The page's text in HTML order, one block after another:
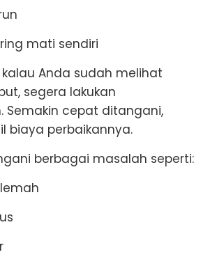
mati sendiri
Anda sudah melihat
segera lakukan
Semakin cepat ditangani,
biaya perbaikannya.
berbagai masalah seperti: